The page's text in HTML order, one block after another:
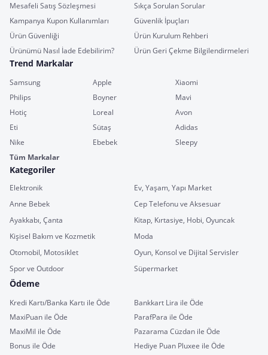
Mesafeli Satış Sözleşmesi
Sıkça Sorulan Sorular
Kampanya Kupon Kullanımları
Güvenlik İpuçları
Ürün Güvenliği
Ürün Kurulum Rehberi
Ürünümü Nasıl İade Edebilirim?
Ürün Geri Çekme Bilgilendirmeleri
Trend Markalar
Samsung Apple
Xiaomi
Philips
Boyner
Mavi
Hotiç
Loreal
Avon
Eti
Sütaş
Adidas
Nike
Ebebek
Sleepy
Tüm Markalar
Kategoriler
Elektronik
Ev, Yaşam, Yapı Market
Anne Bebek
Cep Telefonu ve Aksesuar
Ayakkabı, Çanta
Kitap, Kırtasiye, Hobi, Oyuncak
Kişisel Bakım ve Kozmetik
Moda
Otomobil, Motosiklet
Oyun, Konsol ve Dijital Servisler
Spor ve Outdoor
Süpermarket
Ödeme
Kredi Kartı/Banka Kartı ile Öde
Bankkart Lira ile Öde
MaxiPuan ile Öde
ParafPara ile Öde
MaxiMil ile Öde
Pazarama Cüzdan ile Öde
Bonus ile Öde
Hediye Puan Pluxee ile Öde